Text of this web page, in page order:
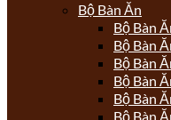
Bộ Bàn Ăn
Bộ Bàn
Bộ Bàn
Bộ Bàn
Bộ Bàn
Bộ Bàn
Bộ Bàn